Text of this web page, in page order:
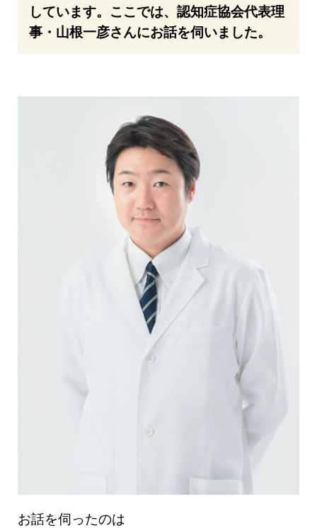
しています。ここでは、認知症協会代表理
事・山根一彦さんにお話を伺いました。
お話を伺ったのは